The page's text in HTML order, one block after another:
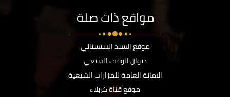
مواقع ذات صلة
موقع السيد السيستاني
ديوان الوقف الشيعي
الامانة العامة للمزارات الشيعية
موقع قناة كربلاء